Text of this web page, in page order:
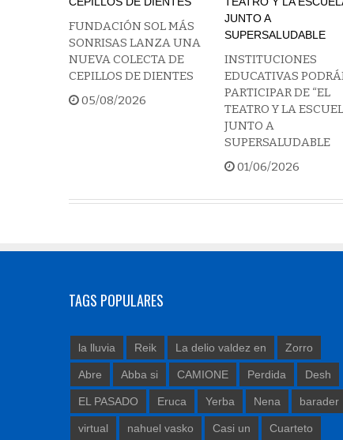
FUNDACIÓN SOL MÁS
SONRISAS LANZA UNA
NUEVA COLECTA DE
CEPILLOS DE DIENTES
05/08/2026
INSTITUCIONES
EDUCATIVAS
PARTICIPAR DE “EL
TEATRO Y LA
JUNTO A
SUPERSALUDABLE
01/06/2026
TAGS POPULARES
la lluvia Reik La delio valdez en Zorro
Abre Abba si CAMIONE Perdida Desh
EL PASADO Eruca Yerba Nena barader
virtual nahuel vasko Casi un Cuarteto